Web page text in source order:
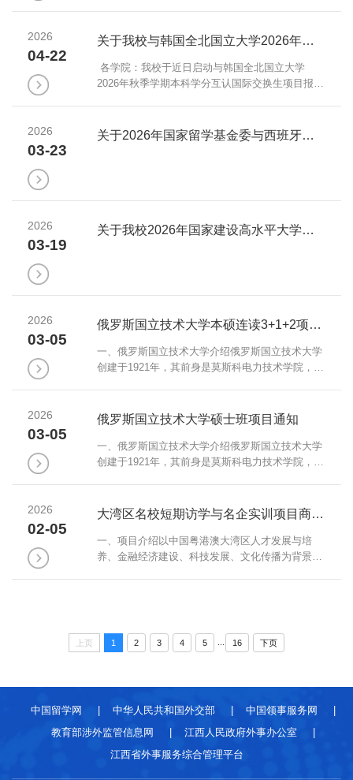
外升学项目、海外短期交流学习项目（两个月以
年限内的全日制本科、硕士研究生、博士研究生，
不含档案未到校、有固定工资收入、定向、委培及
2026
04-22
关于我校与韩国全北国立大学2026年秋季本科学分互认国际交换生项目的通知
各学院：我校于近日启动与韩国全北国立大学
2026年秋季学期本科学分互认国际交换生项目报
二年级）交换学生。二、网申环节网上申请和材料
邮寄时间截止至2026年5月29日。网申地址：
2026
03-23
关于2026年国家留学基金委与西班牙巴塞罗那自治大学合作奖学金项目拟推荐人选的公示
2026
03-19
关于我校2026年国家建设高水平大学公派研究生项目拟推荐人选的公示
2026
03-05
俄罗斯国立技术大学本硕连读3+1+2项目通知
一、俄罗斯国立技术大学介绍俄罗斯国立技术大学
创建于1921年，其前身是莫斯科电力技术学院，中
算机编程（第四名），电子工程（第二名），信息
技术及信息安全（第四名），无线电通信（第五
名）。二、合作情况我校是俄罗斯国立技术大学在
中国的友好校际合作伙伴。我校大三在校生可报名
2026
03-05
俄罗斯国立技术大学硕士班项目通知
一、俄罗斯国立技术大学介绍俄罗斯国立技术大学
创建于1921年，其前身是莫斯科电力技术学院，中
算机编程（第四名），电子工程（第二名），信息
名）。二、合作情况我校是俄罗斯国立技术大学在
中国的友好校际合作伙伴。我校大四应届毕业生可
2026
02-05
大湾区名校短期访学与名企实训项目商科管理方向和新闻传播与营销方向项目通知
一、项目介绍以中国粤港澳大湾区人才发展与培
养、金融经济建设、科技发展、文化传播为背景，
作经验、拓展人脉资源，助力简历加分，增强核心
竞争力。二、项目优势师资优质：邀请香港城市大
上页 1 2 3 4 5 16 下页
中国留学网 | 中华人民共和国外交部 | 中国领事服务网
|
教育部涉外监管信息网
| 江西人民政府外事办公室
|
江西省外事服务综合管理平台